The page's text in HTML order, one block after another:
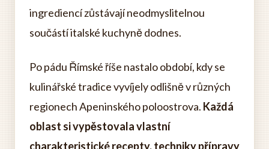
ingrediencí zůstávají neodmyslitelnou
součástí italské kuchyně dodnes.
Po pádu Římské říše nastalo období, kdy se
kulinářské tradice vyvíjely odlišně v různých
regionech Apeninského poloostrova. Každá
oblast si vypěstovala vlastní
charakteristické recepty, techniky přípravy